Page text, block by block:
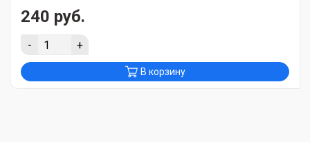
240 руб.
- +
В корзину